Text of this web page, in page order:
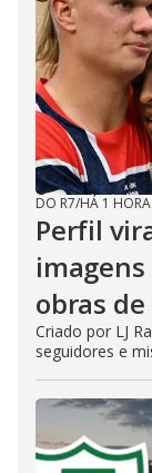
DO R7/HÁ 1 HORA
Perfil
imagens
obras
Criado por LJ
seguidores e